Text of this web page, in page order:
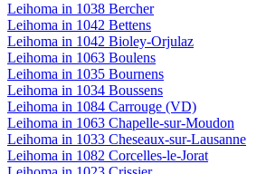
Leihoma in 1038 Bercher
Leihoma in 1042 Bettens
Leihoma in 1042 Bioley-Orjulaz
Leihoma in 1063 Boulens
Leihoma in 1035 Bournens
Leihoma in 1034 Boussens
Leihoma in 1084 Carrouge (VD)
Leihoma in 1063 Chapelle-sur-Moudon
Leihoma in 1033 Cheseaux-sur-Lausanne
Leihoma in 1082 Corcelles-le-Jorat